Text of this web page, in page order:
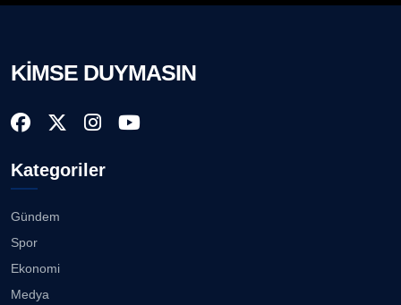
KİMSE DUYMASIN
Kategoriler
Gündem
Spor
Ekonomi
Medya